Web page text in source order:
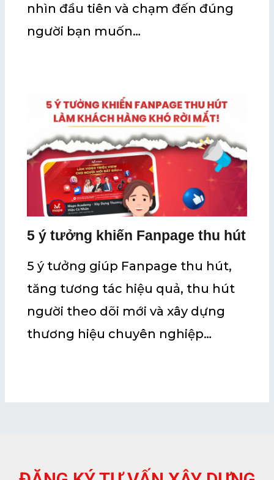
nhìn đầu tiên và chạm đến đúng
người bạn muốn…
5 ý tưởng khiến Fanpage thu hút
5 ý tưởng giúp Fanpage thu hút,
tăng tương tác hiệu quả, thu hút
người theo dõi mới và xây dựng
thương hiệu chuyên nghiệp…